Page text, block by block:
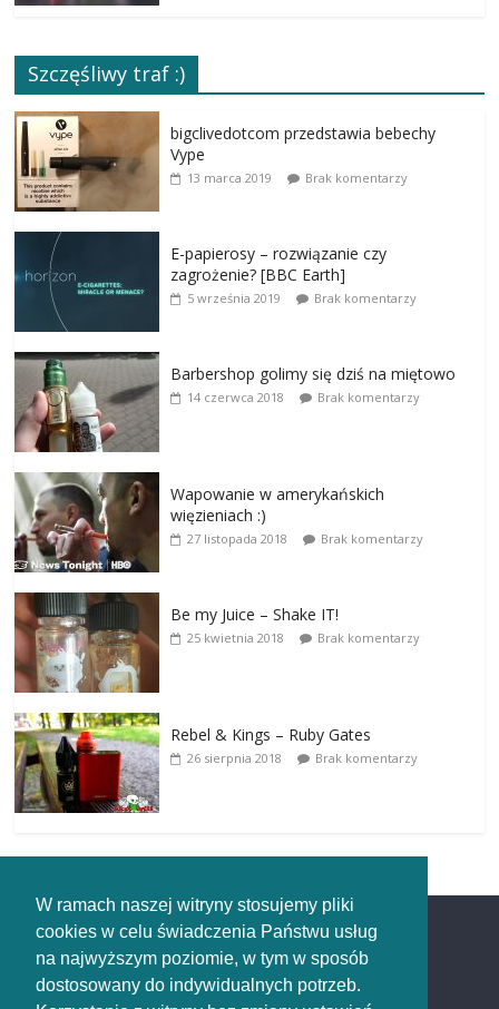
W ramach naszej witryny stosujemy pliki
cookies w celu świadczenia Państwu usług
na najwyższym poziomie, w tym w sposób
dostosowany do indywidualnych potrzeb.
Szczęśliwy traf :)
bigclivedotcom przedstawia bebechy
Vype
13 marca 2019 Brak komentarzy
E-papierosy – rozwiązanie czy
zagrożenie? [BBC Earth]
5 września 2019 Brak komentarzy
Barbershop golimy się dziś na miętowo
14 czerwca 2018 Brak komentarzy
Wapowanie w amerykańskich
więzieniach :)
27 listopada 2018 Brak komentarzy
Be my Juice – Shake IT!
25 kwietnia 2018 Brak komentarzy
Rebel & Kings – Ruby Gates
26 sierpnia 2018 Brak komentarzy
Redakcja